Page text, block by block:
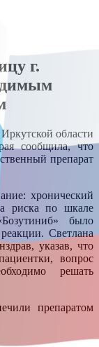
г.
области
сообщила, что
препарат
хронический
риска по шкале
было
Светлана
указав, что
вопрос
решать
препаратом